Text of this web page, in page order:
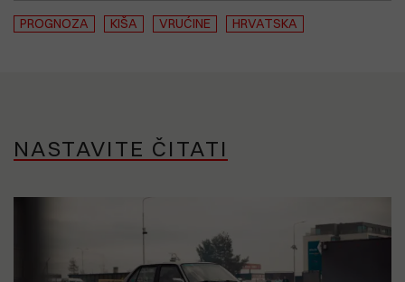
PROGNOZA KIŠA VRUĆINE HRVATSKA
NASTAVITE ČITATI